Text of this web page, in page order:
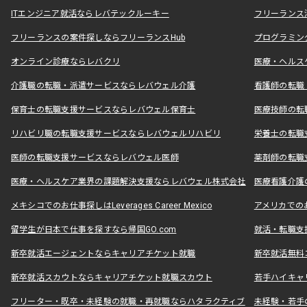
ITエンジニア就活ならレバテックルーキー フリーラン
フリーランスの案件探しならフリーランスHub プログラミ
オンライン診療ならレバクリ 医療・ヘル
介護職の転職・派遣サービスならレバウェル介護 看護師の転
保育士の転職支援サービスならレバウェル保育士 医療技師の
リハビリ職の転職支援サービスならレバウェルリハビリ 栄養士の転
医師の転職支援サービスならレバウェル医師 薬剤師の転
医療・ヘルスケア業界の課題解決支援ならレバウェル株式会社 医療看護介
メキシコでのお仕事探しはLeverages Career Mexico アメリカで
留学生が日本で仕事を探すなら帰国GO.com 就活・転職
新卒就活エージェントならキャリアチケット就職 新卒就活無料
新卒就活スカウトならキャリアチケット就職スカウト 若手ハイキ
フリーター・既卒・未経験の就職・再就職ならハタラクティブ 未経験・若手